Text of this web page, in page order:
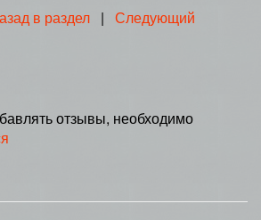
в раздел | Следующий
отзывы, необходимо